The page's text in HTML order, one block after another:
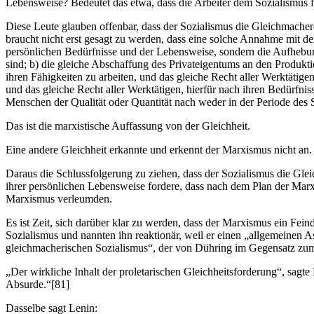
Diese Leute glauben offenbar, dass der Sozialismus die
braucht nicht erst gesagt zu werden, dass eine solche Annahme mit
persönlichen Bedürfnisse und der Lebensweise, sondern die
sind; b) die gleiche Abschaffung des Privateigentums an den
ihren Fähigkeiten zu arbeiten, und das gleiche Recht aller
und das gleiche Recht aller Werktätigen, hierfür nach ihren
Menschen der Qualität oder Quantität nach weder in der Periode
Das ist die marxistische Auffassung von der Gleichheit.
Eine andere Gleichheit erkannte und erkennt der Marxismus nicht an.
Daraus die Schlussfolgerung zu ziehen, dass der Sozialismus die
ihrer persönlichen Lebensweise fordere, dass nach dem Plan der
Marxismus verleumden.
Es ist Zeit, sich darüber klar zu werden, dass der Marxismus ein
Sozialismus und nannten ihn reaktionär, weil er einen „allgemeinen
gleichmacherischen Sozialismus“, der von Dühring im Gegensatz
„Der wirkliche Inhalt der proletarischen Gleichheitsforderung“,
Absurde.“[81]
Dasselbe sagt Lenin: